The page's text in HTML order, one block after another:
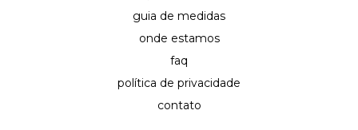
guia de medidas
onde estamos
faq
política de privacidade
contato